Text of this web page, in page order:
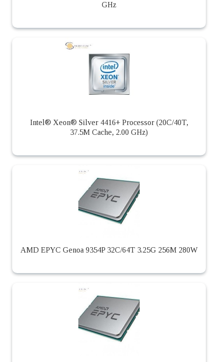
GHz
Intel® Xeon® Silver 4416+ Processor (20C/40T,
37.5M Cache, 2.00 GHz)
AMD EPYC Genoa 9354P 32C/64T 3.25G 256M 280W